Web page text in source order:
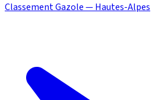
Classement Gazole — Hautes-Alpes